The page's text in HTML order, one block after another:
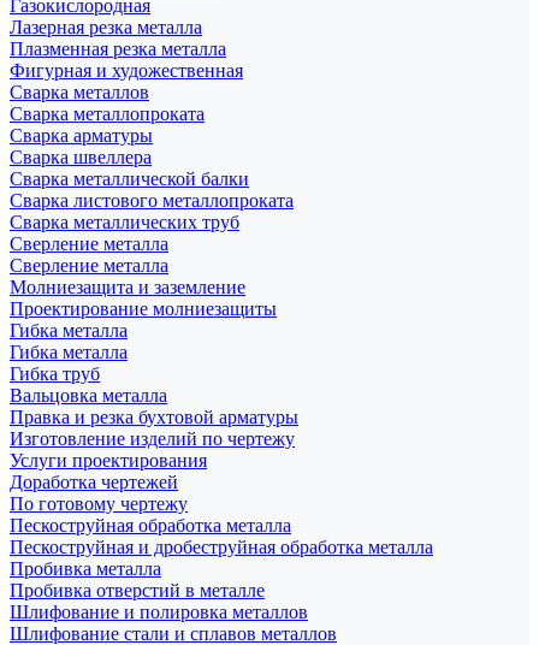
Газокислородная
Лазерная резка металла
Плазменная резка металла
Фигурная и художественная
Сварка металлов
Сварка металлопроката
Сварка арматуры
Сварка швеллера
Сварка металлической балки
Сварка листового металлопроката
Сварка металлических труб
Сверление металла
Сверление металла
Молниезащита и заземление
Проектирование молниезащиты
Гибка металла
Гибка металла
Гибка труб
Вальцовка металла
Правка и резка бухтовой арматуры
Изготовление изделий по чертежу
Услуги проектирования
Доработка чертежей
По готовому чертежу
Пескоструйная обработка металла
Пескоструйная и дробеструйная обработка металла
Пробивка металла
Пробивка отверстий в металле
Шлифование и полировка металлов
Шлифование стали и сплавов металлов